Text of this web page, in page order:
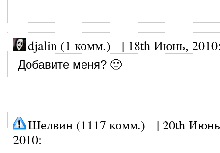
djalin (1 комм.) | 18th Июнь, 2010
Добавите меня? 🙂
Шелвин (1117 комм.) | 20th
2010: